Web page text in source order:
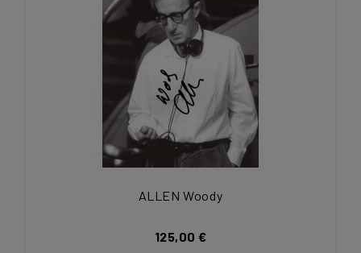
ALLEN Woody
125,00 €